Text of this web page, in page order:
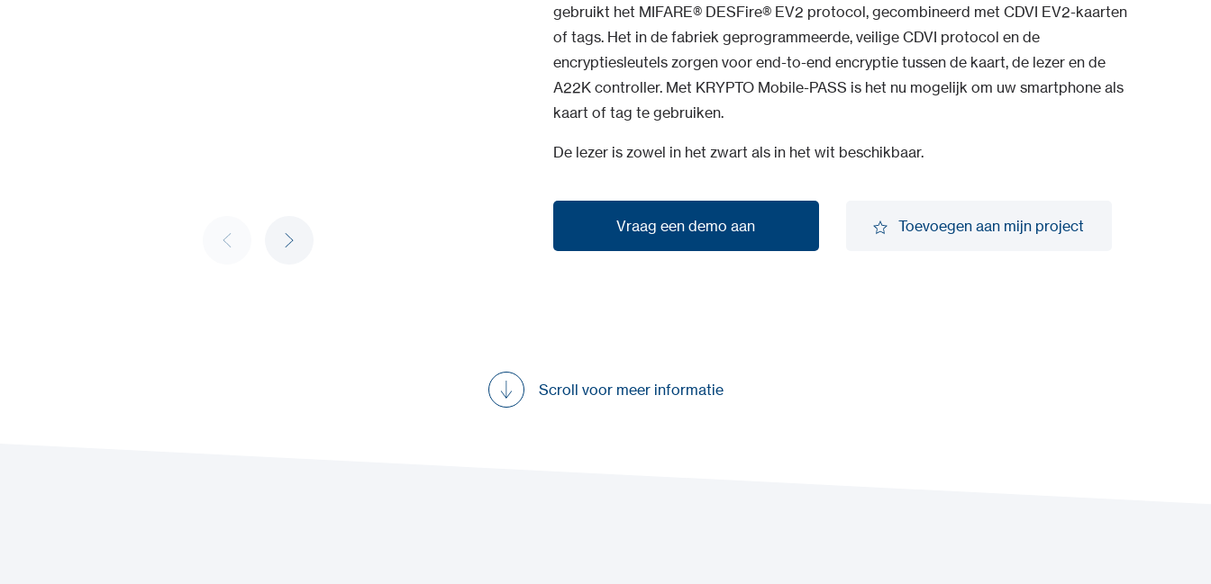
gebruikt het MIFARE® DESFire® EV2 protocol, gecombineerd met CDVI EV2-kaarten
of tags. Het in de fabriek geprogrammeerde, veilige CDVI protocol en de
encryptiesleutels zorgen voor end-to-end encryptie tussen de kaart, de lezer en de
A22K controller. Met KRYPTO Mobile-PASS is het nu mogelijk om uw smartphone als
kaart of tag te gebruiken.
De lezer is zowel in het zwart als in het wit beschikbaar.
Vraag een demo aan Toevoegen aan mijn project
Scroll voor meer informatie